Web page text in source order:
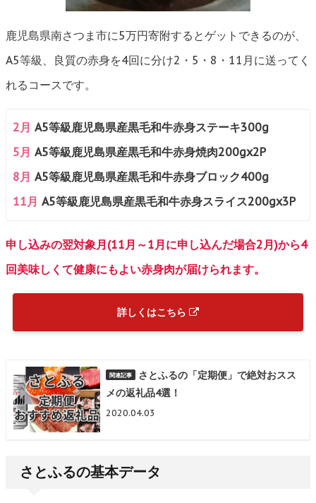
鹿児島県南さつま市に5万円寄附するとゲットできるのが、
A5等級、良質の赤身を4回に分け2・5・8・11月に送ってく
れるコースです。
2月 A5等級鹿児島県産黒毛和牛赤身ステーキ300g
5月 A5等級鹿児島県産黒毛和牛赤身焼肉200gx2P
8月 A5等級鹿児島県産黒毛和牛赤身ブロック400g
11月 A5等級鹿児島県産黒毛和牛赤身スライス200gx3P
申し込みの翌対象月(11月～1月に申し込んだ場合2月)から4
回美味しくて健康にもよい赤身肉が届けられます。
詳しくはこちら
さとふるの「定期便」で絶対おスス
メの返礼品4選！
2020.04.03
さとふるの基本データ